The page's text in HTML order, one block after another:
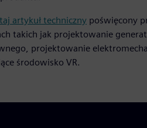
artykuł techniczny poświęcony
takich jak projektowanie
projektowanie
środowisko VR.